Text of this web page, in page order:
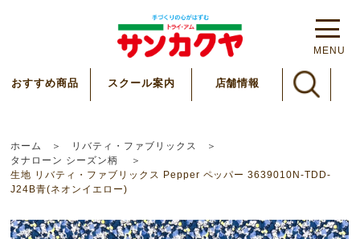
MENU
おすすめ商品 スクール案内 店舗情報
ホーム
リバティ・ファブリックス
タナローン シーズン柄
生地 リバティ・ファブリックス Pepper ペッパー 3639010N-TDD-
J24B青(ネオンイエロー)